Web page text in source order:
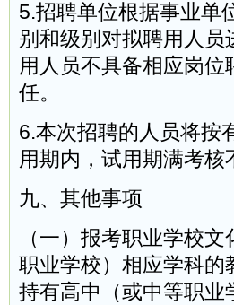
5.招聘单位根据事业单
别和级别对拟聘用人
用人员不具备相应岗
任。
6.本次招聘的人员将按
用期内，试用期满考
九、其他事项
（一）报考职业学校
职业学校）相应学科的
持有高中（或中等职业